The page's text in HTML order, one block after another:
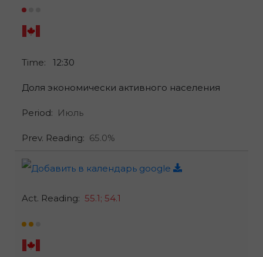
Time: 12:30
Доля экономически активного населения
Period: Июль
Prev. Reading: 65.0%
Act. Reading: 55.1; 54.1